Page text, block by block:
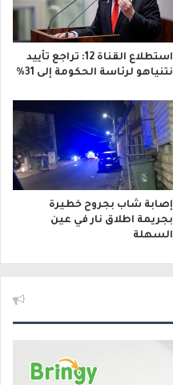
استطلاع القناة 12: تراجع تأييد
نتنياهو لرئاسة الحكومة إلى 31%
إصابة شاب بجروح خطيرة
بجريمة اطلاق نار في عين
السهلة